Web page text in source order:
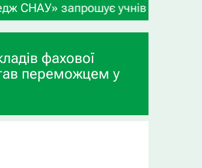
учнів 9-х та 11-х класів, а
фахової
переможцем у